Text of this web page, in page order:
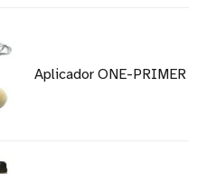
Aplicador ONE-PRIMER